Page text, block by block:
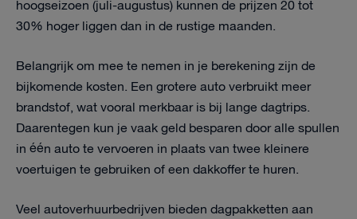
hoogseizoen (juli-augustus) kunnen de prijzen 20 tot
30% hoger liggen dan in de rustige maanden.
Belangrijk om mee te nemen in je berekening zijn de
bijkomende kosten. Een grotere auto verbruikt meer
brandstof, wat vooral merkbaar is bij lange dagtrips.
Daarentegen kun je vaak geld besparen door alle spullen
in één auto te vervoeren in plaats van twee kleinere
voertuigen te gebruiken of een dakkoffer te huren.
Veel autoverhuurbedrijven bieden dagpakketten aan